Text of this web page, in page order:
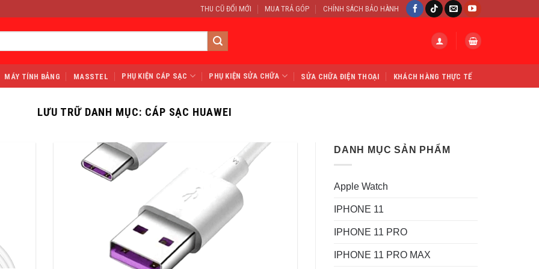
THU CŨ ĐỔI MỚI MUA TRẢ GÓP CHÍNH SÁCH BẢO HÀNH
MÁY TÍNH BẢNG MASSTEL PHỤ KIỆN CÁP SẠC PHỤ KIỆN SỬA CHỮA SỬA CHỮA ĐIỆN THOẠI KHÁCH HÀNG THỰC TẾ
LƯU TRỮ DANH MỤC: CÁP SẠC HUAWEI
DANH MỤC SẢN PHẨM
Apple Watch
IPHONE 11
IPHONE 11 PRO
IPHONE 11 PRO MAX